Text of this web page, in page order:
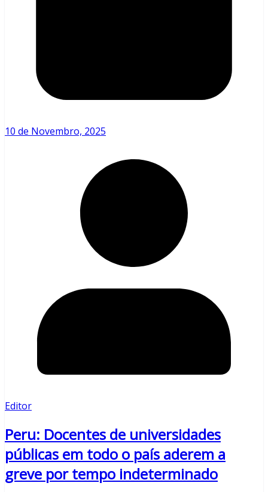
10 de Novembro, 2025
Editor
Peru: Docentes de universidades
públicas em todo o país aderem a
greve por tempo indeterminado